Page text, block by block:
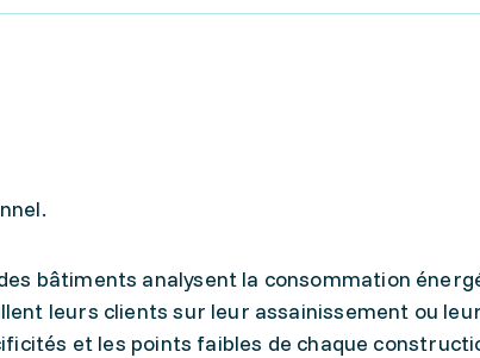
bâtiments analysent la consommation
leurs clients sur leur assainissement ou leur
et les points faibles de chaque